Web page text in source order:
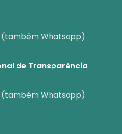
(também Whatsapp)
de Transparência
(também Whatsapp)